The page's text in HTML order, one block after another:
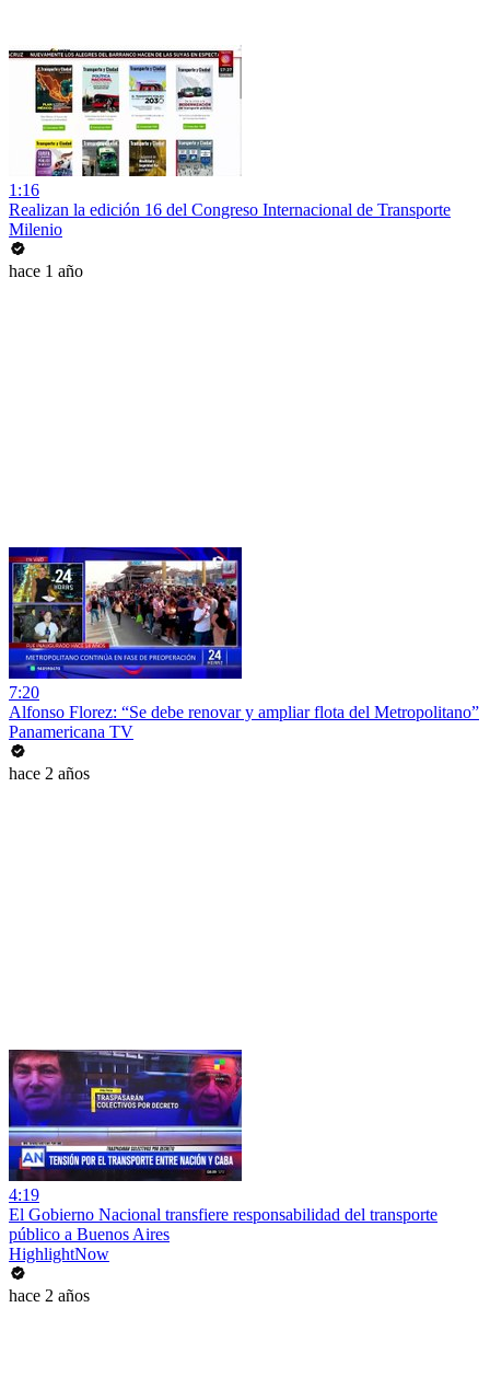
1:16
Realizan la edición 16 del Congreso Internacional de Transporte
Milenio
hace 1 año
7:20
Alfonso Florez: “Se debe renovar y ampliar flota del Metropolitano”
Panamericana TV
hace 2 años
4:19
El Gobierno Nacional transfiere responsabilidad del transporte
público a Buenos Aires
HighlightNow
hace 2 años